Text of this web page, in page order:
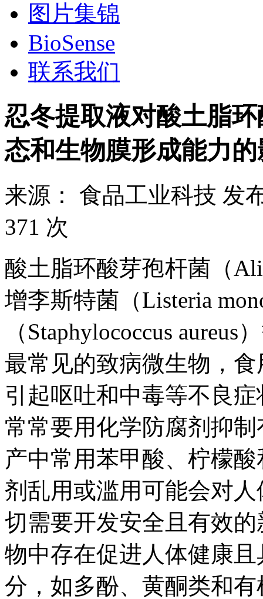
图片集锦
BioSense
联系我们
忍冬提取液对酸土脂
态和生物膜形成能力
来源： 食品工业科技 发
371 次
酸土脂环酸芽孢杆菌（
增李斯特菌（Listeria
（Staphylococcus
最常见的致病微生物，
引起呕吐和中毒等不良
常常要用化学防腐剂抑
产中常用苯甲酸、柠檬
剂乱用或滥用可能会对
切需要开发安全且有效
物中存在促进人体健康
分，如多酚、黄酮类和